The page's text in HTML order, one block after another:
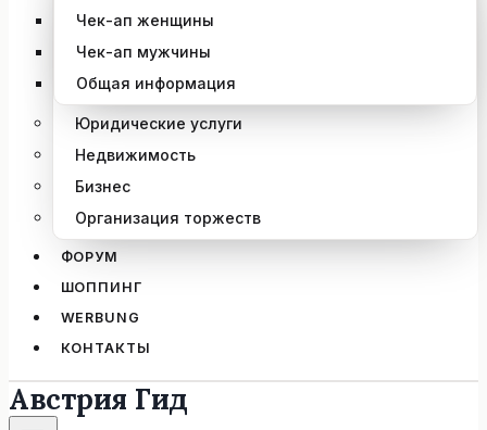
Чек-ап женщины
Чек-ап мужчины
Общая информация
Юридические услуги
Недвижимость
Бизнес
Организация торжеств
ФОРУМ
ШОППИНГ
WERBUNG
КОНТАКТЫ
Австрия Гид